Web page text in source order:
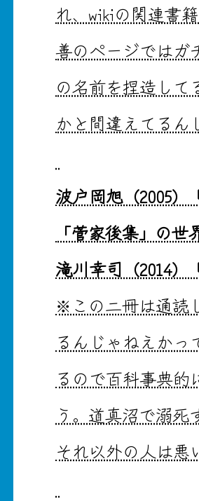
れ、wikiの関連書
善のページではガ
の名前を捏造し
かと間違えてる
波戸岡旭（2005
「菅家後集」の世
滝川幸司（2014）
※この二冊は通読
るんじゃねえか
るので百科事典
う。道真沼で溺
それ以外の人は悪